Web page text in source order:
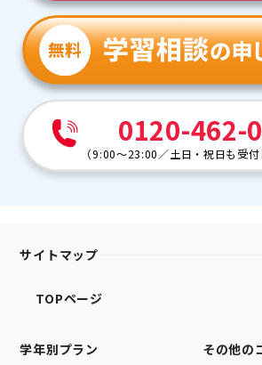
0120-462-
（9:00～23:00 ／土日・祝日も受
サイトマップ
TOPページ
学年別プラン
その他の